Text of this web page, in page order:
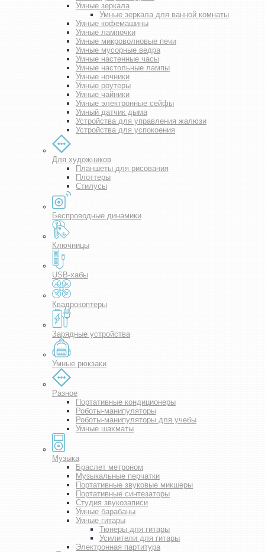
Умные зеркала
Умные зеркала для ванной комнаты
Умные кофемашины
Умные лампочки
Умные микроволновые печи
Умные мусорные ведра
Умные настенные часы
Умные настольные лампы
Умные ночники
Умные роутеры
Умные чайники
Умные электронные сейфы
Умный датчик дыма
Устройства для управления жалюзи
Устройства для успокоения
Для художников
Планшеты для рисования
Плоттеры
Стилусы
Беспроводные динамики
Ключницы
USB-хабы
Квадрокоптеры
Зарядные устройства
Умные рюкзаки
Разное
Портативные кондиционеры
Роботы-манипуляторы
Роботы-манипуляторы для учебы
Умные шахматы
Музыка
Браслет метроном
Музыкальные перчатки
Портативные звуковые микшеры
Портативные синтезаторы
Студия звукозаписи
Умные барабаны
Умные гитары
Тюнеры для гитары
Усилители для гитары
Электронная партитура